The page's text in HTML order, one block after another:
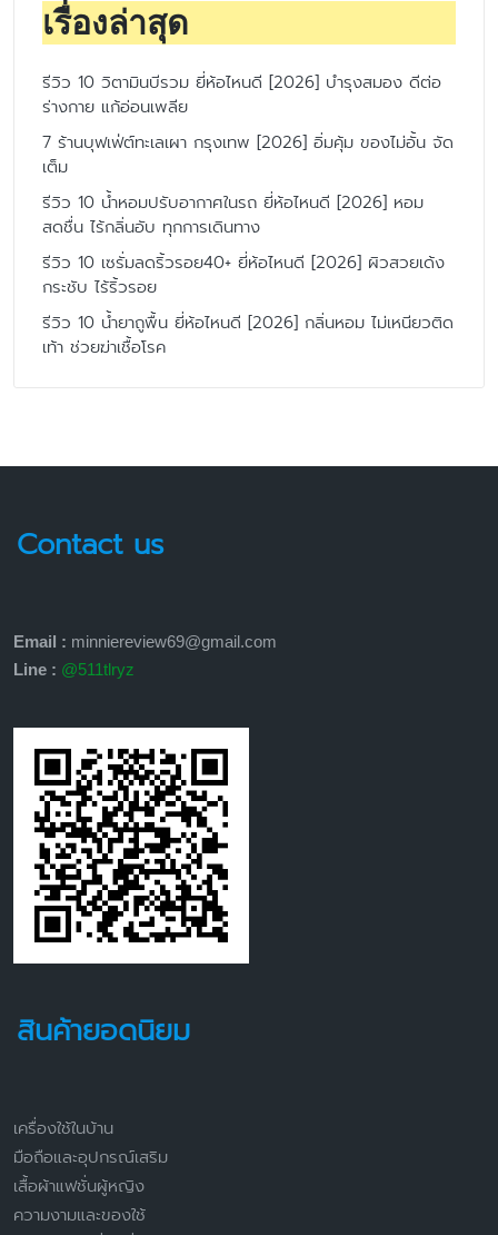
เรื่องล่าสุด
รีวิว 10 วิตามินบีรวม ยี่ห้อไหนดี [2026] บำรุงสมอง ดีต่อ
ร่างกาย แก้อ่อนเพลีย
7 ร้านบุฟเฟ่ต์ทะเลเผา กรุงเทพ [2026] อิ่มคุ้ม ของไม่อั้น จัด
เต็ม
รีวิว 10 น้ำหอมปรับอากาศในรถ ยี่ห้อไหนดี [2026] หอม
สดชื่น ไร้กลิ่นอับ ทุกการเดินทาง
รีวิว 10 เซรั่มลดริ้วรอย40+ ยี่ห้อไหนดี [2026] ผิวสวยเด้ง
กระชับ ไร้ริ้วรอย
รีวิว 10 น้ำยาถูพื้น ยี่ห้อไหนดี [2026] กลิ่นหอม ไม่เหนียวติด
เท้า ช่วยฆ่าเชื้อโรค
Contact us
Email : minniereview69@gmail.com
Line : @511tlryz
สินค้ายอดนิยม
เครื่องใช้ในบ้าน
มือถือและอุปกรณ์เสริม
เสื้อผ้าแฟชั่นผู้หญิง
ความงามและของใช้